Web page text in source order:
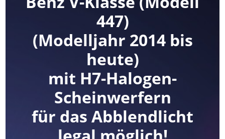
447)
(Modelljahr 2014 bis
heute)
mit H7-Halogen-
Scheinwerfern
für das Abblendlicht